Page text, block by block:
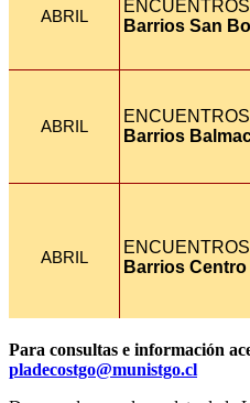
Para consultas e información
pladecostgo@munistgo.cl